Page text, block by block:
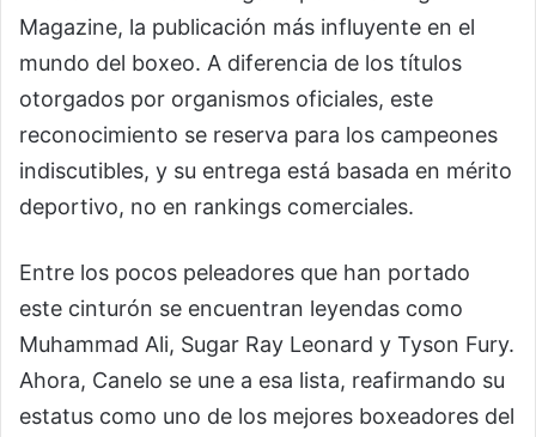
Magazine, la publicación más influyente en el
mundo del boxeo. A diferencia de los títulos
otorgados por organismos oficiales, este
reconocimiento se reserva para los campeones
indiscutibles, y su entrega está basada en mérito
deportivo, no en rankings comerciales.
Entre los pocos peleadores que han portado
este cinturón se encuentran leyendas como
Muhammad Ali, Sugar Ray Leonard y Tyson Fury.
Ahora, Canelo se une a esa lista, reafirmando su
estatus como uno de los mejores boxeadores del